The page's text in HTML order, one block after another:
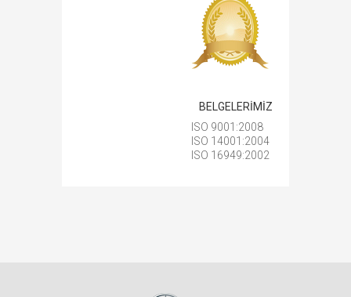
BELGELERİMİZ
ISO 9001:2008
ISO 14001:2004
ISO 16949:2002